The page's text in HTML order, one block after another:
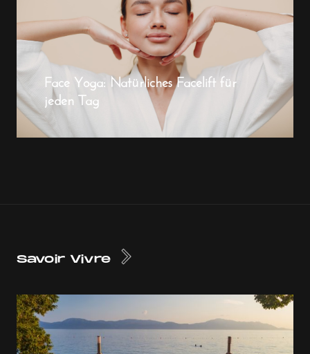
Face Yoga: Natürliches Facelift für
jeden Tag
Savoir Vivre